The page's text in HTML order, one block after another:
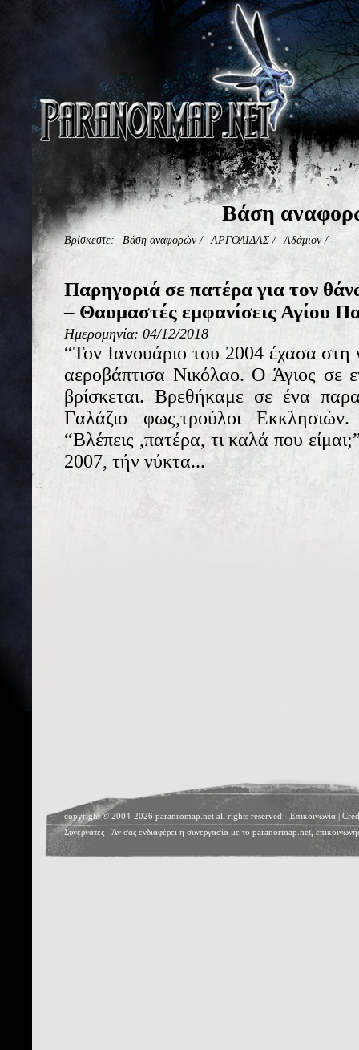
Βάση
Βρίσκεστε: Βάση αναφορών/ ΑΡΓΟΛΙΔΑΣ / Αδάμιον/
Παρηγοριά σε πατέρα για τον
– Θαυμαστές εμφανίσεις Αγίου
Ημερομηνία: 04/12/2018
“Τον Ιανουάριο του 2004 έχασα στη
αεροβάπτισα Νικόλαο. Ο Άγιος σε
βρίσκεται. Βρεθήκαμε σε ένα
Γαλάζιο φως,τρούλοι
“Βλέπεις ,πατέρα, τι καλά που
2007, τήν νύκτα...
copyright © 2004-2026 paranromap.net all rights reserved - Επικοινωνία |
Συνεργάτες - Άν σας ενδιαφέρει η συνεργασία με το paranormap.net,